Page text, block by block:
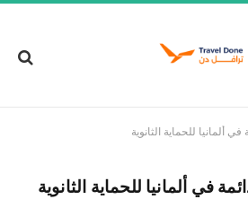
ألمانيا للحماية الثانوية
في ألمانيا للحماية الثانوية